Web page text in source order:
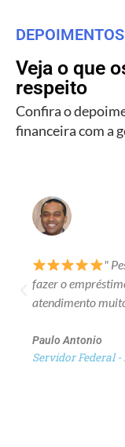
DEPOIMENTOS
Veja o que
respeito
Confira o
financeira com a
"
fazer o
atendimento
Paulo Antonio
Servidor Federal